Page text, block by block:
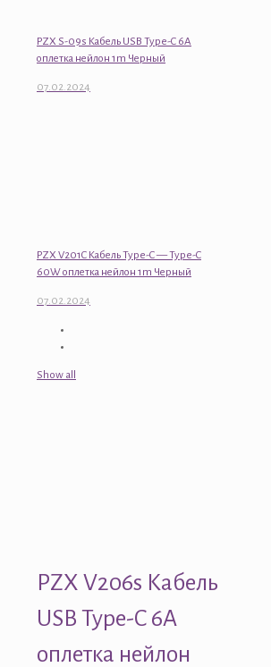
PZX S-09s Кабель USB Type-C 6A
оплетка нейлон 1m Черный
07.02.2024
PZX V201C Кабель Type-C — Type-C
60W оплетка нейлон 1m Черный
07.02.2024
Show all
PZX V206s Кабель
USB Type-C 6A
оплетка нейлон